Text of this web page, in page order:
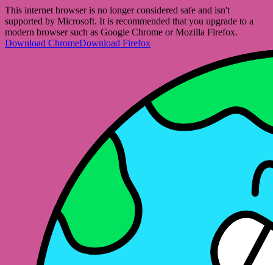
This internet browser is no longer considered safe and isn't
supported by Microsoft. It is recommended that you upgrade to a
modern browser such as Google Chrome or Mozilla Firefox.
Download ChromeDownload Firefox